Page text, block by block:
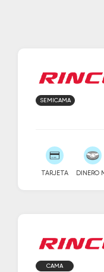
SEMICAMA
TARJETA DINERO
CAMA